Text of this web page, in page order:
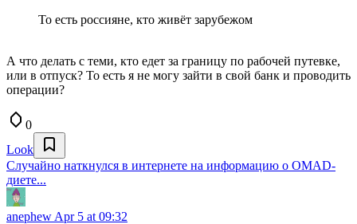
То есть россияне, кто живёт зарубежом
А что делать с теми, кто едет за границу по рабочей путевке,
или в отпуск? То есть я не могу зайти в свой банк и проводить
операции?
0
Look
Случайно наткнулся в интернете на информацию о OMAD-
диете...
anephew Apr 5 at 09:32